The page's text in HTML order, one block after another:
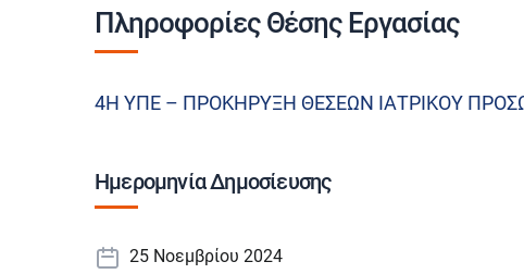
Πληροφορίες Θέσης Εργασίας
4Η ΥΠΕ – ΠΡΟΚΗΡΥΞΗ ΘΕΣΕΩΝ ΙΑΤΡΙΚΟΥ
Ημερομηνία Δημοσίευσης
25 Νοεμβρίου 2024